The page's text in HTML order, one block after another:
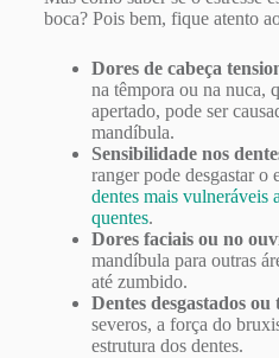
boca? Pois bem, fique atento
Dores de cabeça
na têmpora ou na nuca,
apertado, pode ser
mandíbula.
Sensibilidade nos
ranger pode desgastar o
dentes mais vulneráveis
quentes.
Dores faciais ou no
mandíbula para outras
até zumbido.
Dentes desgastados
severos, a força do
estrutura dos dentes.